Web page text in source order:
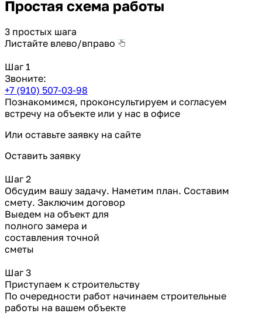
Простая схема работы
3 простых шага
Листайте влево/вправо
Шаг 1
Звоните:
+7 (910) 507-03-98
Познакомимся, проконсультируем и согласуем
встречу на объекте или у нас в офисе
Или оставьте заявку на сайте
Оставить заявку
Шаг 2
Обсудим вашу задачу. Наметим план. Составим
смету. Заключим договор
Выедем на объект для
полного замера и
составления точной
сметы
Шаг 3
Приступаем к строительству
По очередности работ начинаем строительные
работы на вашем объекте